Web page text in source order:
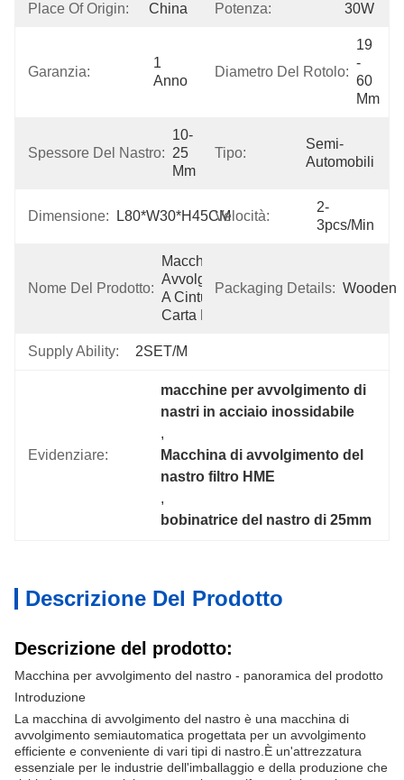
Place Of Origin: China Potenza: 30W
Garanzia:
1
Anno
Diametro Del Rotolo:
19
-
60
Mm
Spessore Del Nastro:
10-
25
Mm
Tipo:
Semi-
Automobili
Dimensione: L80*W30*H45CMVelocità:
2-
3pcs/min
Nome Del Prodotto:
Macchina Di
Avvolgimento
A Cintura Di
Carta HME
Packaging Details: Wooden
Supply Ability: 2SET/M
Evidenziare:
macchine per avvolgimento di
nastri in acciaio inossidabile
,
Macchina di avvolgimento del
nastro filtro HME
,
bobinatrice del nastro di 25mm
Descrizione Del Prodotto
Descrizione del prodotto:
Macchina per avvolgimento del nastro - panoramica del prodotto
Introduzione
La macchina di avvolgimento del nastro è una macchina di
avvolgimento semiautomatica progettata per un avvolgimento
efficiente e conveniente di vari tipi di nastro.È un'attrezzatura
essenziale per le industrie dell'imballaggio e della produzione che